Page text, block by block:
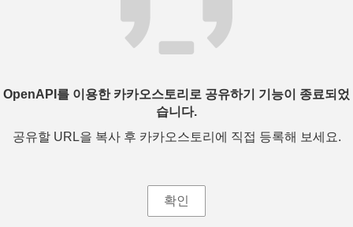
OpenAPI를 이용한 카카오스토리로 공유하기 기능이 종료되었
습니다.
공유할 URL을 복사 후 카카오스토리에 직접 등록해 보세요.
확인